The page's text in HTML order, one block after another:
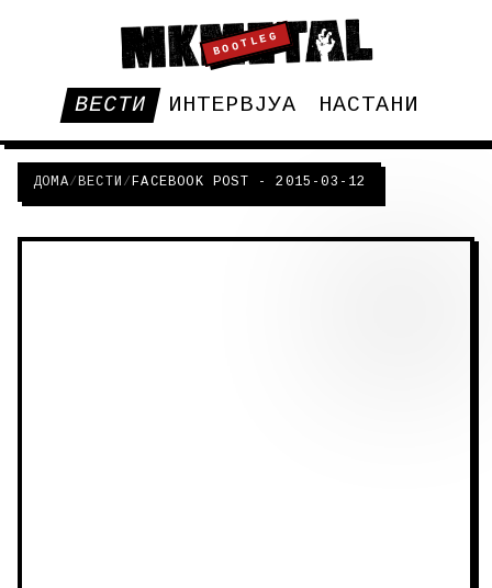
BOOTLEG
ВЕСТИ ИНТЕРВЈУА НАСТАНИ
ДОМА/ВЕСТИ /FACEBOOK POST - 2015-03-12